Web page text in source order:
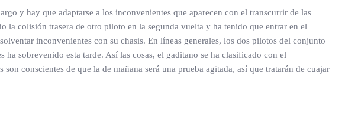
y hay que adaptarse a los inconvenientes que aparecen con el transcurrir de las
la colisión trasera de otro piloto en la segunda vuelta y ha tenido que entrar en el
inconvenientes con su chasis. En líneas generales, los dos pilotos del conjunto
sobrevenido esta tarde. Así las cosas, el gaditano se ha clasificado con el
conscientes de que la de mañana será una prueba agitada, así que tratarán de cuajar